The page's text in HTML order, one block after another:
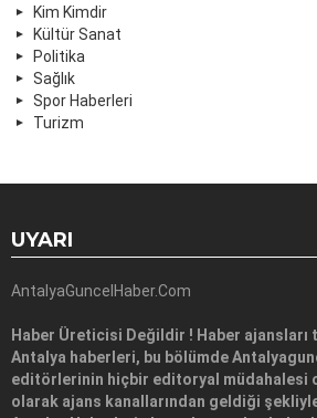
Kim Kimdir
Kültür Sanat
Politika
Sağlık
Spor Haberleri
Turizm
UYARI
AntalyaGuncelHaber.Com
Haber Üreticisi Değildir ! Haber ajansları
Antalya haberleri, bu bölümde
editörlerinin hiçbir editoryal müdahalesi
olarak ajans kanallarından geldiği